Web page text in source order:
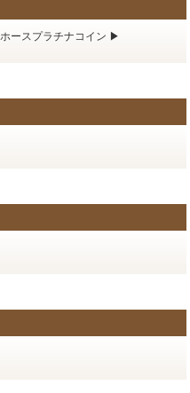
ホースプラチナコイン ▶